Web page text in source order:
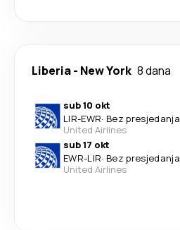
Liberia- New York 8 dana
sub 10 okt
LIR-EWR· Bez presjedanja
United Airlines
sub 17 okt
EWR-LIR· Bez presjedanja
United Airlines